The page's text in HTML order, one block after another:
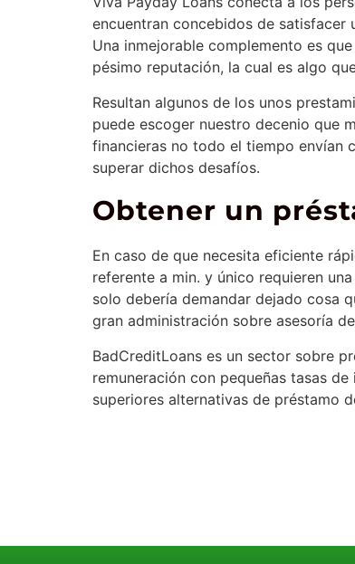
encuentran concebidos de satisfacer
Una inmejorable complemento es
pésimo reputación, la cual es algo
Resultan algunos de los unos
puede escoger nuestro decenio que
financieras no todo el tiempo envían
superar dichos desafíos.
Obtener un
En caso de que necesita eficiente
referente a min. y único requieren
solo debería demandar dejado cosa
gran administración sobre asesoría
BadCreditLoans es un sector sobre
remuneración con pequeñas tasas
superiores alternativas de préstamo